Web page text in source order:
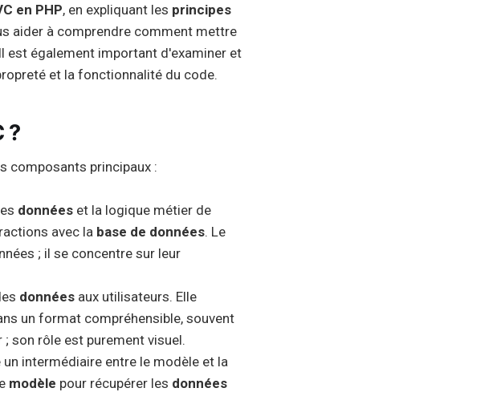
en PHP, en expliquant les principes
aider à comprendre comment mettre
est également important d'examiner et
et la fonctionnalité du code.
?
composants principaux :
données et la logique métier de
avec la base de données. Le
; il se concentre sur leur
données aux utilisateurs. Elle
un format compréhensible, souvent
son rôle est purement visuel.
intermédiaire entre le modèle et la
modèle pour récupérer les données